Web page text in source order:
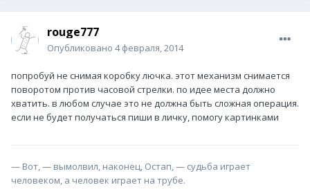
rouge777
Опубликовано 4 февраля, 2014
попробуй не снимая коробку лючка. этот механизм снимается
поворотом против часовой стрелки. по идее места должно
хватить. в любом случае это не должна быть сложная операция.
если не будет получаться пиши в личку, помогу картинками
— Вот, — вымолвил, наконец, Остап, — судьба играет
человеком, а человек играет на трубе.